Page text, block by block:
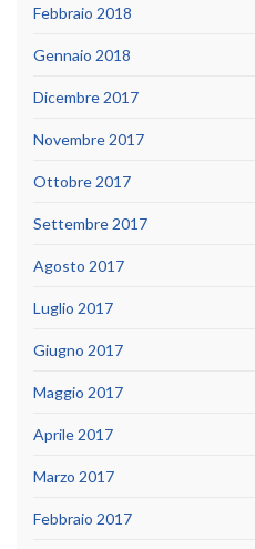
Febbraio 2018
Gennaio 2018
Dicembre 2017
Novembre 2017
Ottobre 2017
Settembre 2017
Agosto 2017
Luglio 2017
Giugno 2017
Maggio 2017
Aprile 2017
Marzo 2017
Febbraio 2017